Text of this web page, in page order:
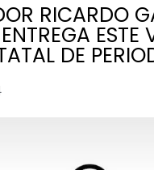
RICARDO
ESTE
DE